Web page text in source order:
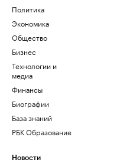
Политика
Экономика
Общество
Бизнес
Технологии и
медиа
Финансы
Биографии
База знаний
РБК Образование
Новости